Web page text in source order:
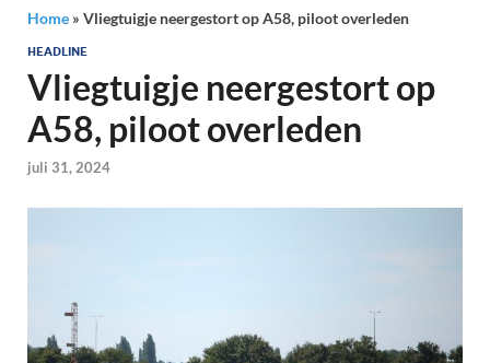
Home » Vliegtuigje neergestort op A58, piloot overleden
HEADLINE
Vliegtuigje neergestort op
A58, piloot overleden
juli 31, 2024